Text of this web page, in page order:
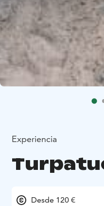
Experiencia
Desde 120 €